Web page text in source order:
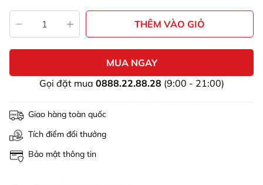
THÊM VÀO GIỎ
MUA NGAY
Gọi đặt mua 0888.22.88.28 (9:00 - 21:00)
Giao hàng toàn quốc
Tích điểm đổi thưởng
Bảo mật thông tin